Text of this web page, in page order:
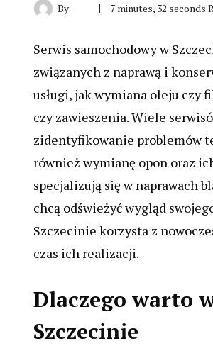
By 7 minutes, 32 seconds
Serwis samochodowy w
związanych z naprawą i
usługi, jak wymiana oleju czy
czy zawieszenia. Wiele
zidentyfikowanie problemów
również wymianę opon oraz
specjalizują się w naprawach
chcą odświeżyć wygląd
Szczecinie korzysta z
czas ich realizacji.
Dlaczego warto
Szczecinie